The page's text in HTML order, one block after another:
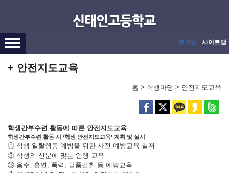
로그인 사이트맵
안전지도교육
홈 > 학생마당 > 안전지도교육
학생간부수련 활동에 따른 안전지도교육
학생간부수련 활동 시 ‘학생 안전지도교육’ 계획 및 실시
① 학생 일탈행동 예방을 위한 사전 예방교육 철저
② 학생의 신분에 맞는 언행 교육
③ 음주, 흡연, 폭력, 금품갈취 등 예방교육